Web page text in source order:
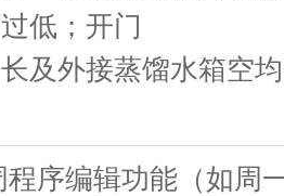
低；开门
及外接蒸馏水箱空
程序编辑功能（如周